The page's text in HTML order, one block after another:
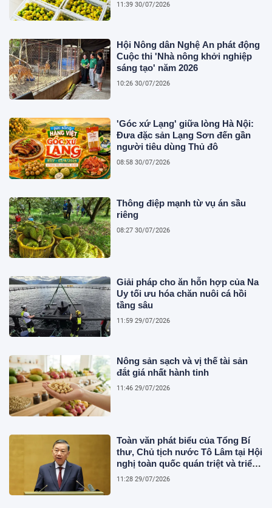
11:39 30/07/2026
Hội Nông dân Nghệ An phát động
Cuộc thi 'Nhà nông khởi nghiệp
sáng tạo' năm 2026
10:26 30/07/2026
'Góc xứ Lạng' giữa lòng Hà Nội:
Đưa đặc sản Lạng Sơn đến gần
người tiêu dùng Thủ đô
08:58 30/07/2026
Thông điệp mạnh từ vụ án sầu
riêng
08:27 30/07/2026
Giải pháp cho ăn hỗn hợp của Na
Uy tối ưu hóa chăn nuôi cá hồi
tầng sâu
11:59 29/07/2026
Nông sản sạch và vị thế tài sản
đắt giá nhất hành tinh
11:46 29/07/2026
Toàn văn phát biểu của Tổng Bí
thư, Chủ tịch nước Tô Lâm tại Hội
nghị toàn quốc quán triệt và triển
khai thực hiện Nghị quyết Hội
11:28 29/07/2026